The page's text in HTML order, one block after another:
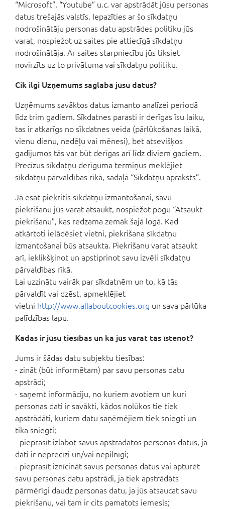
“Microsoft”, “Youtube” u.c. var apstrādāt jūsu personas
datus trešajās valstīs. Iepazīties ar šo sīkdatņu
nodrošinātāju personas datu apstrādes politiku jūs
varat, nospiežot uz saites pie attiecīgā sīkdatņu
nodrošinātāja. Ar saites starpniecību jūs tiksiet
novirzīts uz to privātuma vai sīkdatņu politiku.
Cik ilgi Uzņēmums saglabā jūsu datus?
Uzņēmums savāktos datus izmanto analīzei periodā
līdz trim gadiem. Sīkdatnes parasti ir derīgas īsu laiku,
tas ir atkarīgs no sīkdatnes veida (pārlūkošanas laikā,
vienu dienu, nedēļu vai mēnesi), bet atsevišķos
gadījumos tās var būt derīgas arī līdz diviem gadiem.
Precīzus sīkdatņu derīguma termiņus meklējiet
sīkdatņu pārvaldības rīkā, sadaļā “Sīkdatņu apraksts”.
Ja esat piekritis sīkdatņu izmantošanai, savu
piekrišanu jūs varat atsaukt, nospiežot pogu “Atsaukt
piekrišanu”, kas redzama zemāk šajā logā. Kad
atkārtoti ielādēsiet vietni, piekrišana sīkdatņu
izmantošanai būs atsaukta. Piekrišanu varat atsaukt
arī, ieklikšķinot un apstiprinot savu izvēli sīkdatņu
pārvaldības rīkā.
Lai uzzinātu vairāk par sīkdatnēm un to, kā tās
pārvaldīt vai dzēst, apmeklējiet
vietni http://www.allaboutcookies.org un sava pārlūka
palīdzības lapu.
Kādas ir jūsu tiesības un kā jūs varat tās īstenot?
Jums ir šādas datu subjektu tiesības:
- zināt (būt informētam) par savu personas datu
apstrādi;
- saņemt informāciju, no kuriem avotiem un kuri
personas dati ir savākti, kādos nolūkos tie tiek
apstrādāti, kuriem datu saņēmējiem tiek sniegti un
tika sniegti;
- pieprasīt izlabot savus apstrādātos personas datus, ja
dati ir neprecīzi un/vai nepilnīgi;
- pieprasīt iznīcināt savus personas datus vai apturēt
savu personas datu apstrādi, ja tiek apstrādāts
pārmērīgi daudz personas datu, ja jūs atsaucat savu
piekrišanu, vai tam ir cits pamatots iemesls;